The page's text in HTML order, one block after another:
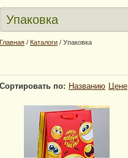
Упаковка
Главная / Каталоги / Упаковка
Сортировать по: Названию Цене